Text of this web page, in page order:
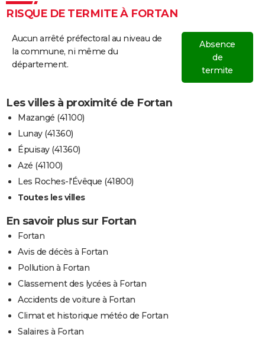
RISQUE DE TERMITE À FORTAN
Aucun arrêté préfectoral au niveau de
la commune, ni même du
département.
Absence
de
termite
Les villes à proximité de Fortan
Mazangé (41100)
Lunay (41360)
Épuisay (41360)
Azé (41100)
Les Roches-l'Évêque (41800)
Toutes les villes
En savoir plus sur Fortan
Fortan
Avis de décès à Fortan
Pollution à Fortan
Classement des lycées à Fortan
Accidents de voiture à Fortan
Climat et historique météo de Fortan
Salaires à Fortan